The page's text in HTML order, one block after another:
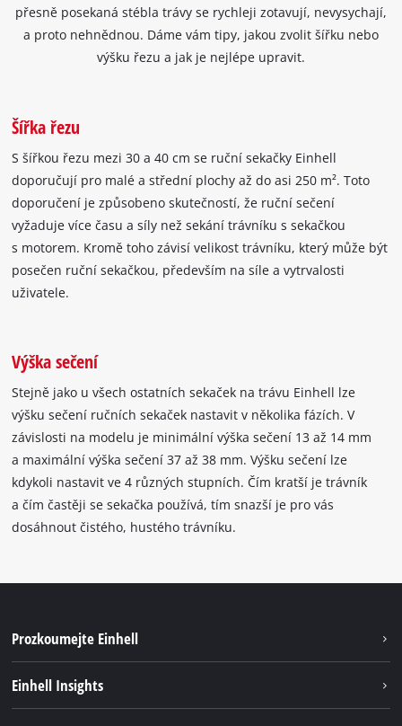
přesně posekaná stébla trávy se rychleji zotavují, nevysychají,
a proto nehnědnou. Dáme vám tipy, jakou zvolit šířku nebo
výšku řezu a jak je nejlépe upravit.
Šířka řezu
S šířkou řezu mezi 30 a 40 cm se ruční sekačky Einhell
doporučují pro malé a střední plochy až do asi 250 m². Toto
doporučení je způsobeno skutečností, že ruční sečení
vyžaduje více času a síly než sekání trávníku s sekačkou
s motorem. Kromě toho závisí velikost trávníku, který může být
posečen ruční sekačkou, především na síle a vytrvalosti
uživatele.
Výška sečení
Stejně jako u všech ostatních sekaček na trávu Einhell lze
výšku sečení ručních sekaček nastavit v několika fázích. V
závislosti na modelu je minimální výška sečení 13 až 14 mm
a maximální výška sečení 37 až 38 mm. Výšku sečení lze
kdykoli nastavit ve 4 různých stupních. Čím kratší je trávník
a čím častěji se sekačka používá, tím snazší je pro vás
dosáhnout čistého, hustého trávníku.
Prozkoumejte Einhell
Einhell Insights